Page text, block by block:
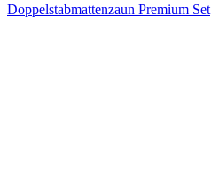
Doppelstabmattenzaun Premium Set